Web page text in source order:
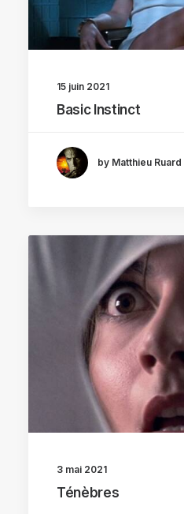
15 juin 2021
Basic Instinct
by Matthieu Ruard
3 mai 2021
Ténèbres